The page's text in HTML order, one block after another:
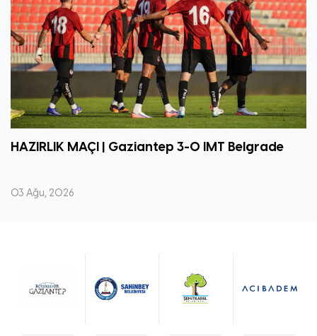
HAZIRLIK MAÇI | Gaziantep 3-0 IMT Belgrade
03 Ağu, 2026